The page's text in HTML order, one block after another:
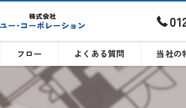
フロー よくある質問 当社の
土地